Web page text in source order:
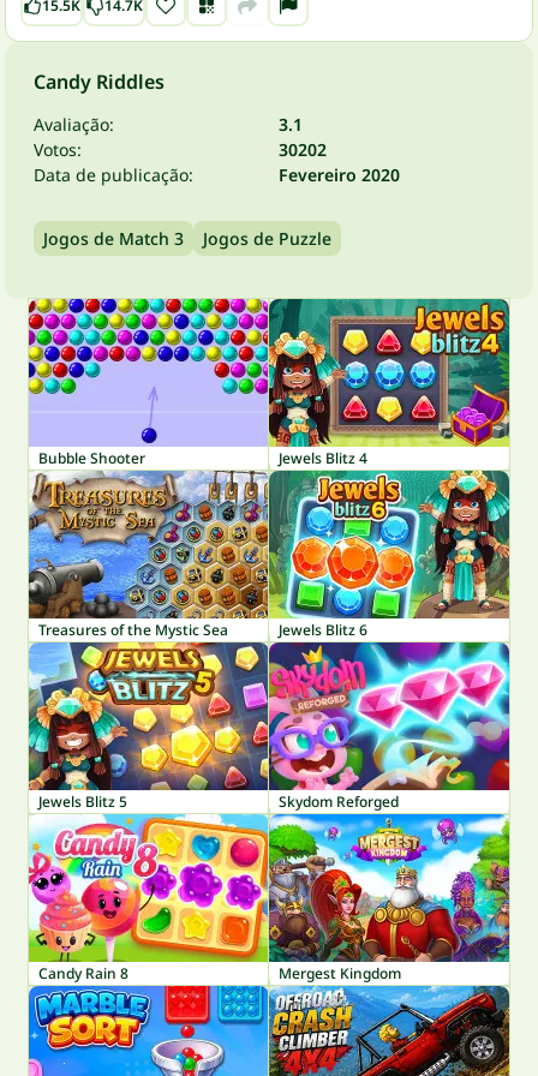
15.5K 14.7K
Candy Riddles
Avaliação:
3.1
Votos:
30202
Data de publicação:
Fevereiro 2020
Jogos de Match 3 Jogos de Puzzle
Bubble Shooter Jewels Blitz 4
Treasures of the Mystic Sea Jewels Blitz 6
Jewels Blitz 5 Skydom Reforged
Candy Rain 8 Mergest Kingdom